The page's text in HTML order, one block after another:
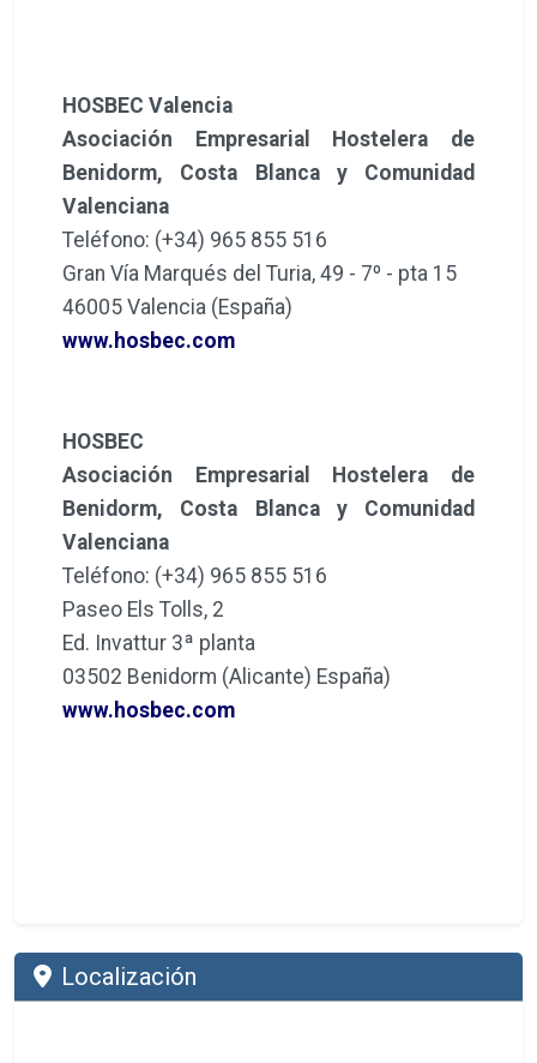
HOSBEC Valencia
Asociación Empresarial Hostelera de
Benidorm, Costa Blanca y Comunidad
Valenciana
Teléfono: (+34) 965 855 516
Gran Vía Marqués del Turia, 49 - 7º - pta 15
46005 Valencia (España)
www.hosbec.com
HOSBEC
Asociación Empresarial Hostelera de
Benidorm, Costa Blanca y Comunidad
Valenciana
Teléfono: (+34) 965 855 516
Paseo Els Tolls, 2
Ed. Invattur 3ª planta
03502 Benidorm (Alicante) España)
www.hosbec.com
Localización